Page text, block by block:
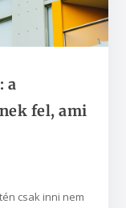
a
fel, ami
csak inni nem